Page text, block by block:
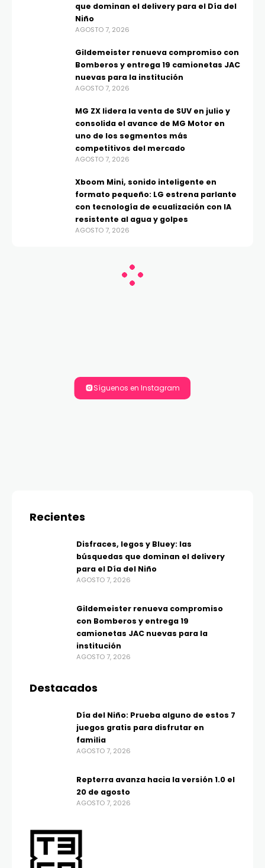
que dominan el delivery para el Día del
Niño
AGOSTO 7, 2026
Gildemeister renueva compromiso con
Bomberos y entrega 19 camionetas JAC
nuevas para la institución
AGOSTO 7, 2026
MG ZX lidera la venta de SUV en julio y
consolida el avance de MG Motor en
uno de los segmentos más
competitivos del mercado
AGOSTO 7, 2026
Xboom Mini, sonido inteligente en
formato pequeño: LG estrena parlante
con tecnología de ecualización con IA
resistente al agua y golpes
AGOSTO 7, 2026
Síguenos en Instagram
Recientes
Disfraces, legos y Bluey: las
búsquedas que dominan el delivery
para el Día del Niño
AGOSTO 7, 2026
Gildemeister renueva compromiso
con Bomberos y entrega 19
camionetas JAC nuevas para la
institución
AGOSTO 7, 2026
Destacados
Día del Niño: Prueba alguno de estos 7
juegos gratis para disfrutar en
familia
AGOSTO 7, 2026
Repterra avanza hacia la versión 1.0 el
20 de agosto
AGOSTO 7, 2026